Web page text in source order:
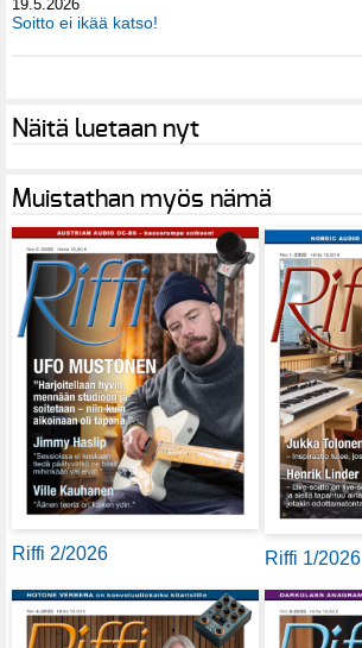
19.5.2026
Soitto ei ikää katso!
Näitä luetaan nyt
Muistathan myös nämä
Riffi 2/2026 Riffi 1/2026